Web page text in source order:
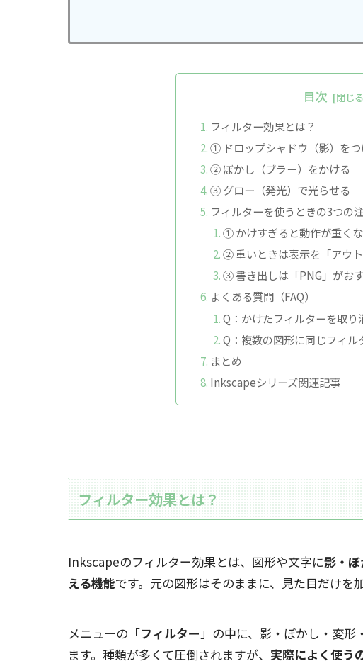
目次
フィルター効果とは？
① ドロップシャドウ（影）をつ
② ぼかし（ブラー）をかける
③ グロー（発光）で光らせる
フィルターを使うときの3つの
① かけすぎると動作が重く
② 重いときは表示を「アウ
③ 書き出しは「PNG」がお
よくある質問（FAQ）
Q：かけたフィルターを取り
Q：複数の図形に同じフィル
まとめ
Inkscapeシリーズ関連記事
フィルター効果とは？
Inkscapeのフィルター効果とは、図形や文字に影・
える機能です。元の図形はそのままに、見た目だけを
メニューの「フィルター」の中に、影・ぼかし・変形
ます。種類が多くて圧倒されますが、 実際によく使う